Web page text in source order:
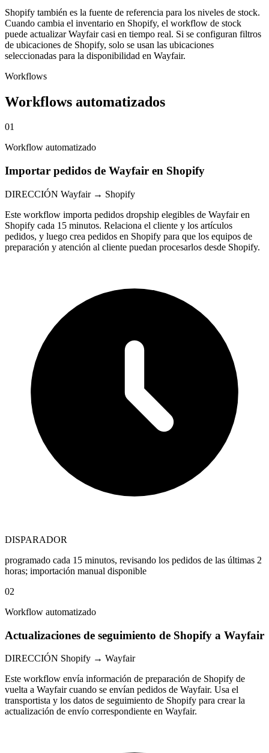
Shopify también es la fuente de referencia para los niveles de stock.
Cuando cambia el inventario en Shopify, el workflow de stock
puede actualizar Wayfair casi en tiempo real. Si se configuran filtros
de ubicaciones de Shopify, solo se usan las ubicaciones
seleccionadas para la disponibilidad en Wayfair.
Workflows
Workflows automatizados
01
Workflow automatizado
Importar pedidos de Wayfair en Shopify
DIRECCIÓN Wayfair → Shopify
Este workflow importa pedidos dropship elegibles de Wayfair en
Shopify cada 15 minutos. Relaciona el cliente y los artículos
pedidos, y luego crea pedidos en Shopify para que los equipos de
preparación y atención al cliente puedan procesarlos desde Shopify.
DISPARADOR
programado cada 15 minutos, revisando los pedidos de las últimas 2
horas; importación manual disponible
02
Workflow automatizado
Actualizaciones de seguimiento de Shopify a Wayfair
DIRECCIÓN Shopify → Wayfair
Este workflow envía información de preparación de Shopify de
vuelta a Wayfair cuando se envían pedidos de Wayfair. Usa el
transportista y los datos de seguimiento de Shopify para crear la
actualización de envío correspondiente en Wayfair.